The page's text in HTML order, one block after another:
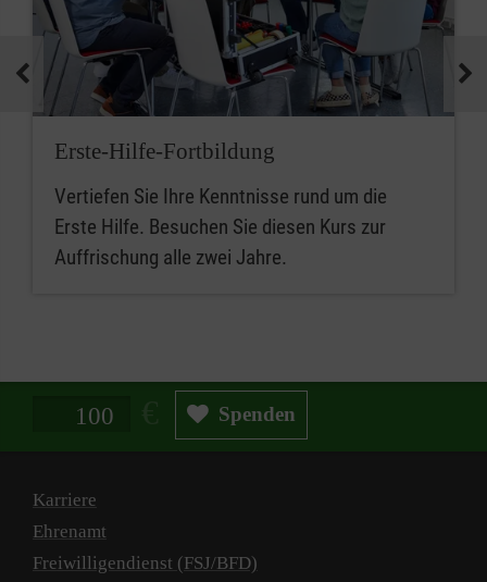
Erste-Hilfe-Fortbildung
Vertiefen Sie Ihre Kenntnisse rund um die
Erste Hilfe. Besuchen Sie diesen Kurs zur
Auffrischung alle zwei Jahre.
Spendenbetrag in Euro Spenden
Karriere
Ehrenamt
Freiwilligendienst (FSJ/BFD)